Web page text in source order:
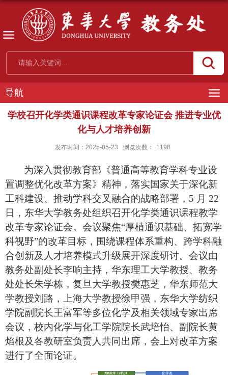
导航
学校召开化学类通识课程改革专家论证会 推进专业优
化与人才培养创新
发布时间：2025-05-23 浏览次数： 1198
为深入贯彻教育部《普通高等教育学科专业设
置调整优化改革方案》精神，落实国家关于深化新
工科建设、推动学科交叉融合的战略部署， 5 月 22
日，东华大学教务处组织召开化学类通识课程教学
改革专家论证会。会议聚焦“厚植通识基础、拓宽学
科视野”的改革目标，围绕课程体系重构、跨学科融
合创新及人才培养模式升级展开深度研讨。会议由
教务处副处长李响主持 ， 华东理工大学教授、 教务
处处长朱学栋 ， 复旦大学教授樊惠芝 ， 华东师范大
学教授刘路 ， 上海大学教授徐甲强 ， 东华大学纺织
学院副院长王富军等多位化学及相关领域专家出席
会议，校内化学与化工学院院长武培怡、副院长黄
焰根及各教研室负责人共同出席 ， 会上对改革方案
进行了全面论证。